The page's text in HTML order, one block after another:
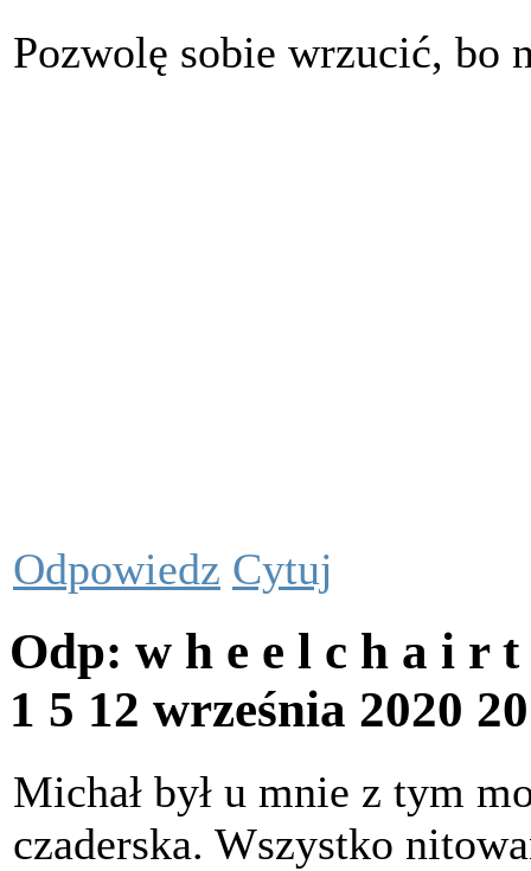
Pozwolę sobie wrzucić, bo
Odpowiedz Cytuj
Odp: w h e e l c h a i r
1 5 12 września 2020
Michał był u mnie z tym
czaderska. Wszystko